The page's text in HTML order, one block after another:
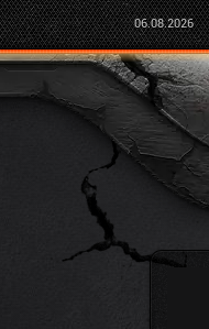
06.08.2026